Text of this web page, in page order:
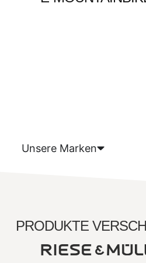
Unsere Marken
PRODUKTE